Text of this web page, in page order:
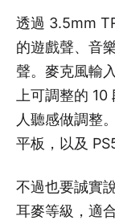
透過 3.5mm
的遊戲聲、音
聲。麥克風輸
上可調整的
人聽感做調整
平板，以及
不過也要誠實
耳麥等級，適